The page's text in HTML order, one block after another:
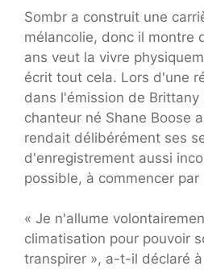
Sombr a construit une
mélancolie, donc il montre
ans veut la vivre
écrit tout cela. Lors d'une
dans l'émission de Brittany
chanteur né Shane Boose
rendait délibérément ses
d'enregistrement aussi
possible, à commencer
« Je n'allume
climatisation pour pouvoir
transpirer », a-t-il déclaré